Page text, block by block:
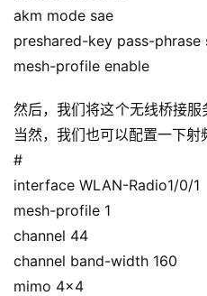
akm mode sae
preshared-key pass-phrase
mesh-profile enable
然后，我们将这个无线桥接服
当然，我们也可以配置一下射
#
interface WLAN-Radio1/0/1
mesh-profile 1
channel 44
channel band-width 160
mimo 4×4